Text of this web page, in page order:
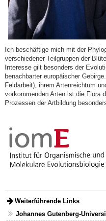
Ich beschäftige mich mit der
verschiedener Teilgruppen der
Interesse gilt besonders der
benachbarter europäischer
Feldarbeit), ihrem Artenreichtum
vorkommenden Arten ist die Flora
Prozessen der Artbildung
Weiterführende Links
Johannes Gutenberg-